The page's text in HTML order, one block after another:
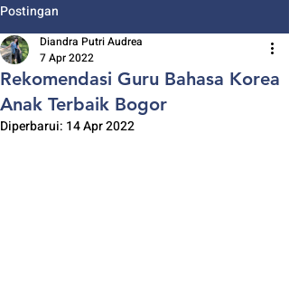
Postingan
Rekomendasi Guru Bahasa Korea
Anak Terbaik Bogor
Diandra Putri Audrea
7 Apr 2022
Diperbarui: 14 Apr 2022